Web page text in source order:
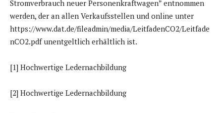
Stromverbrauch neuer Personenkraftwagen” entnommen
werden, der an allen Verkaufsstellen und online unter
https://www.dat.de/fileadmin/media/LeitfadenCO2/Leitfade
nCO2.pdf unentgeltlich erhältlich ist.
[1] Hochwertige Ledernachbildung
[2] Hochwertige Ledernachbildung